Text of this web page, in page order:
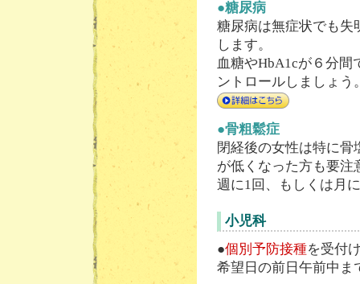
●糖尿病
糖尿病は無症状でも失
します。
血糖やHbA1cが６分
ントロールしましょう
●骨粗鬆症
閉経後の女性は特に
が低くなった方も要注
週に1回、もしくは月
小児科
●個別予防接種を受付
希望日の前日午前中ま